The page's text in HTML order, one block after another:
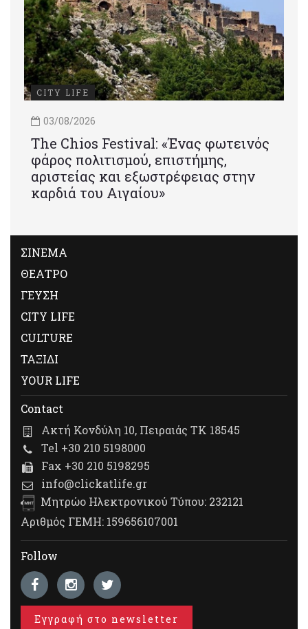
CITY LIFE
03/08/2026
Τhe Chios Festival: «Ένας φωτεινός
φάρος πολιτισμού, επιστήμης,
αριστείας και εξωστρέφειας στην
καρδιά του Αιγαίου»
ΣΙΝΕΜΑ
ΘΕΑΤΡΟ
ΓΕΥΣΗ
CITY LIFE
CULTURE
ΤΑΞΙΔΙ
YOUR LIFE
Contact
Ακτή Κονδύλη 10, Πειραιάς ΤΚ 18545
Tel +30 210 5198000
Fax +30 210 5198295
info@clickatlife.gr
Μητρώο Ηλεκτρονικού Τύπου: 232121
Αριθμός ΓΕΜΗ: 159656107001
Follow
Εγγραφή στο newsletter